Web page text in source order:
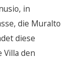
in
die Muralto
diese
den